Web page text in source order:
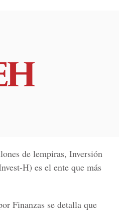
de lempiras, Inversión
H) es el ente que más
Finanzas se detalla que